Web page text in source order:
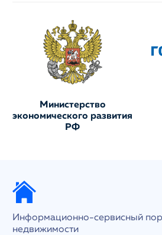
Министерство
экономического развития
РФ
Информационно-сервисный
недвижимости